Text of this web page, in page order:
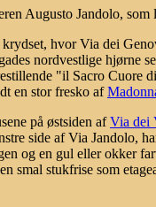
Augusto Jandolo,
hvor Via dei
nordvestlige hjørne
"il Sacro Cuore
en stor fresko af
på østsiden afVia dei
side af Via Jandolo,
og en gul eller okker
smal stukfrise som